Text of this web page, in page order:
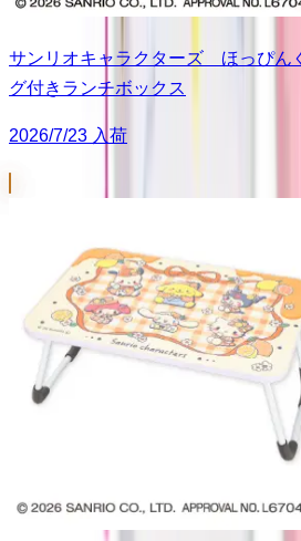
サンリオキャラクターズ ほっぴん
グ付きランチボックス
2026/7/23 入荷